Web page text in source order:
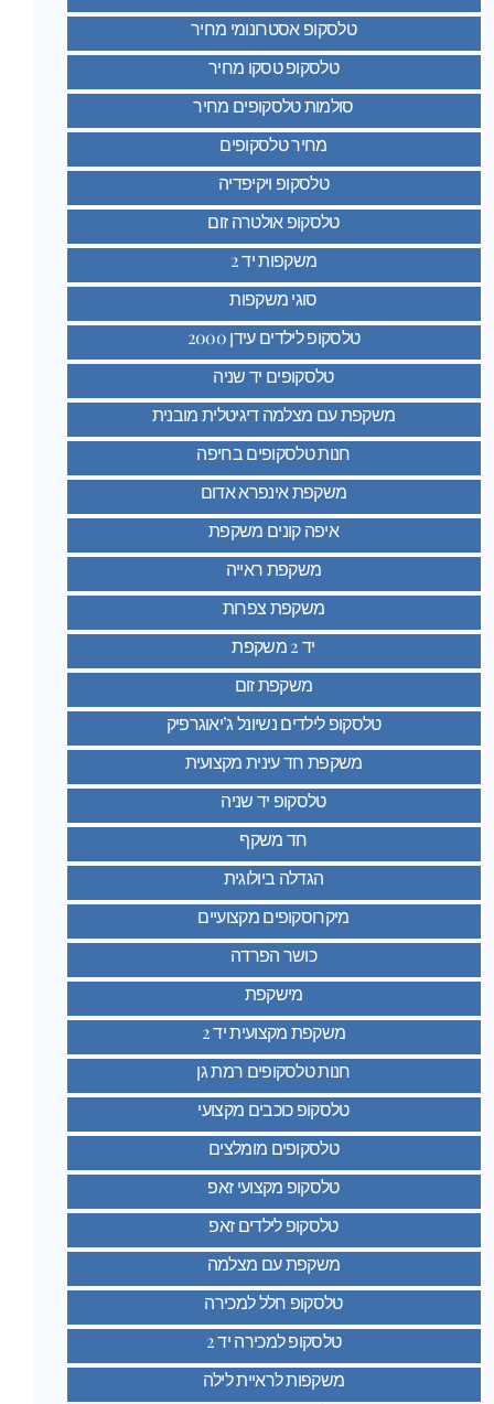
טלסקופ אסטרונומי מחיר
טלסקופ טסקו מחיר
סולמות טלסקופים מחיר
מחיר טלסקופים
טלסקופ ויקיפדיה
טלסקופ אולטרה זום
משקפות יד 2
סוגי משקפות
טלסקופ לילדים עידן 2000
טלסקופים יד שניה
משקפת עם מצלמה דיגיטלית מובנית
חנות טלסקופים בחיפה
משקפת אינפרא אדום
איפה קונים משקפת
משקפת ראייה
משקפת צפרות
יד 2 משקפת
משקפת זום
טלסקופ לילדים נשיונל ג’יאוגרפיק
משקפת חד עינית מקצועית
טלסקופ יד שניה
חד משקף
הגדלה ביולוגית
מיקרוסקופים מקצועיים
כושר הפרדה
מישקפת
משקפת מקצועית יד 2
חנות טלסקופים רמת גן
טלסקופ כוכבים מקצועי
טלסקופים מומלצים
טלסקופ מקצועי זאפ
טלסקופ לילדים זאפ
משקפת עם מצלמה
טלסקופ חלל למכירה
טלסקופ למכירה יד 2
משקפות לראיית לילה